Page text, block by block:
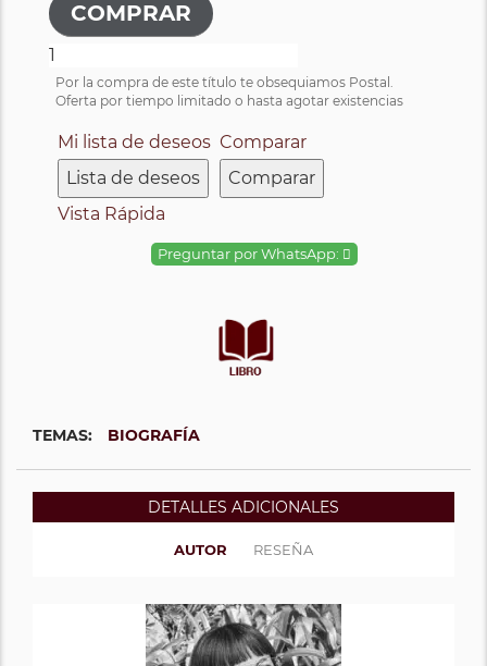
Por la compra de este título te obsequiamos Postal.
Oferta por tiempo limitado o hasta agotar existencias
Mi lista de deseos
Lista de deseos
Comparar
Comparar
Vista Rápida
Preguntar por WhatsApp:
TEMAS: BIOGRAFÍA
DETALLES ADICIONALES
AUTOR RESEÑA